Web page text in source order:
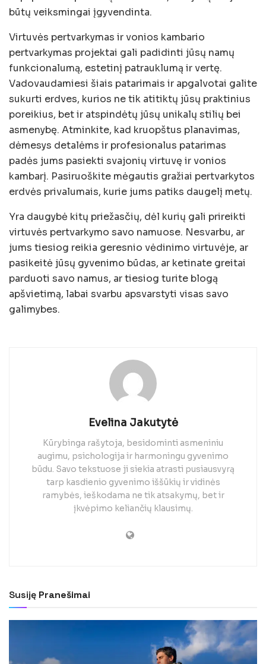
būtų veiksmingai įgyvendinta.
Virtuvės pertvarkymas ir vonios kambario
pertvarkymas projektai gali padidinti jūsų namų
funkcionalumą, estetinį patrauklumą ir vertę.
Vadovaudamiesi šiais patarimais ir apgalvotai galite
sukurti erdves, kurios ne tik atitiktų jūsų praktinius
poreikius, bet ir atspindėtų jūsų unikalų stilių bei
asmenybę. Atminkite, kad kruopštus planavimas,
dėmesys detalėms ir profesionalus patarimas
padės jums pasiekti svajonių virtuvę ir vonios
kambarį. Pasiruoškite mėgautis gražiai pertvarkytos
erdvės privalumais, kurie jums patiks daugelį metų.
Yra daugybė kitų priežasčių, dėl kurių gali prireikti
virtuvės pertvarkymo savo namuose. Nesvarbu, ar
jums tiesiog reikia geresnio vėdinimo virtuvėje, ar
pasikeitė jūsų gyvenimo būdas, ar ketinate greitai
parduoti savo namus, ar tiesiog turite blogą
apšvietimą, labai svarbu apsvarstyti visas savo
galimybes.
Evelina Jakutytė
Kūrybinga rašytoja, besidominti asmeniniu
augimu, psichologija ir harmoningu gyvenimo
būdu. Savo tekstuose ji siekia atrasti pusiausvyrą
tarp kasdienio gyvenimo iššūkių ir vidinės
ramybės, ieškodama ne tik atsakymų, bet ir
įkvėpimo keliančių klausimų.
Susiję Pranešimai